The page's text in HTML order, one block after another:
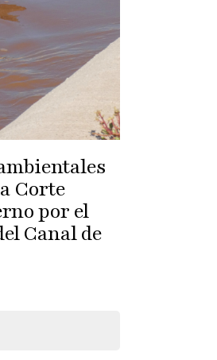
Corte
por el
Canal de